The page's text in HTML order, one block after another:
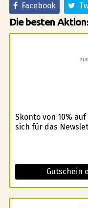
Facebook
Die besten
Skonto von 10%
sich für das
Gutschein